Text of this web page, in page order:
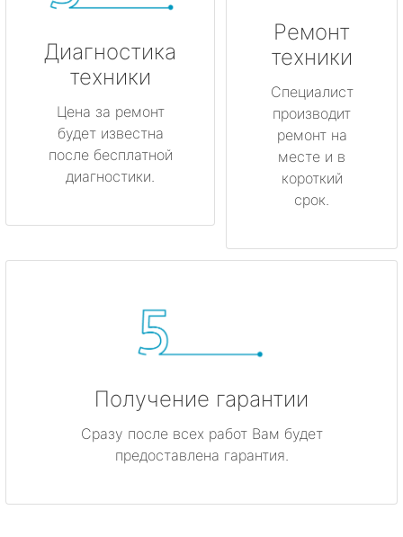
Диагностика
техники
Цена за ремонт
будет известна
после бесплатной
диагностики.
Ремонт
техники
Специалист
производит
ремонт на
месте и в
короткий
срок.
Получение гарантии
Сразу после всех работ Вам будет
предоставлена гарантия.